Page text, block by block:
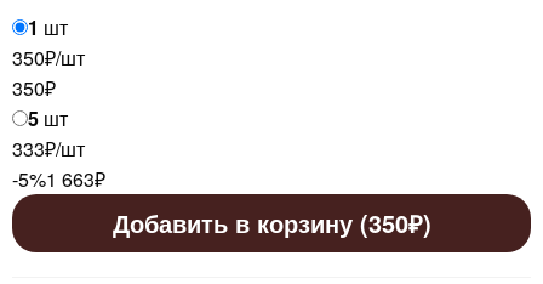
1 шт
350₽/шт
350₽
5 шт
333₽/шт
-5%1 663₽
Добавить в корзину (350₽)